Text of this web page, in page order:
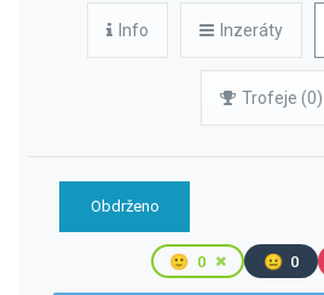
Info Inzeráty
Trofeje (0)
Obdrženo
🙂 0 😐 0